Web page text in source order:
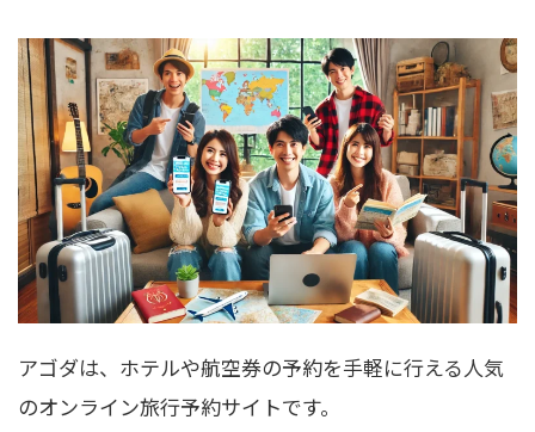
アゴダは、ホテルや航空券の予約を手軽に行える人気
のオンライン旅行予約サイトです。